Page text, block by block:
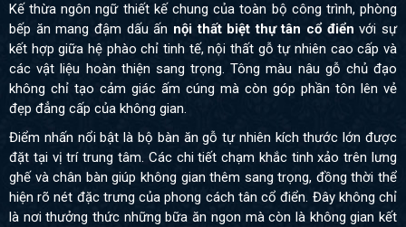
Kế thừa ngôn ngữ thiết kế chung của toàn bộ công trình, phòng
bếp ăn mang đậm dấu ấn nội thất biệt thự tân cổ điển với sự
kết hợp giữa hệ phào chỉ tinh tế, nội thất gỗ tự nhiên cao cấp và
các vật liệu hoàn thiện sang trọng. Tông màu nâu gỗ chủ đạo
không chỉ tạo cảm giác ấm cúng mà còn góp phần tôn lên vẻ
đẹp đẳng cấp của không gian.
Điểm nhấn nổi bật là bộ bàn ăn gỗ tự nhiên kích thước lớn được
đặt tại vị trí trung tâm. Các chi tiết chạm khắc tinh xảo trên lưng
ghế và chân bàn giúp không gian thêm sang trọng, đồng thời thể
hiện rõ nét đặc trưng của phong cách tân cổ điển. Đây không chỉ
là nơi thưởng thức những bữa ăn ngon mà còn là không gian kết